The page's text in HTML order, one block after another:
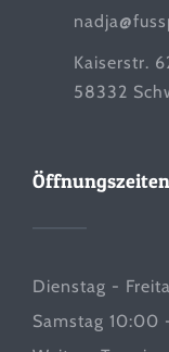
Kaiserstr.
58332
Öffnungszeiten
Dienstag -
Samstag 10:00